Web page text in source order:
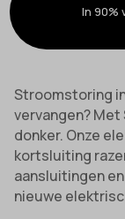
In 90%
Stroomstoring
vervangen?
donker. Onze
kortsluiting
aansluitingen
nieuwe